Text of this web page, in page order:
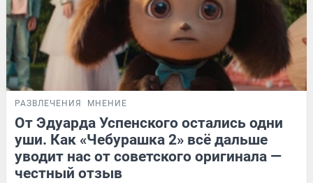
РАЗВЛЕЧЕНИЯ МНЕНИЕ
От Эдуарда Успенского остались одни
уши. Как «Чебурашка 2» всё дальше
уводит нас от советского оригинала —
честный отзыв